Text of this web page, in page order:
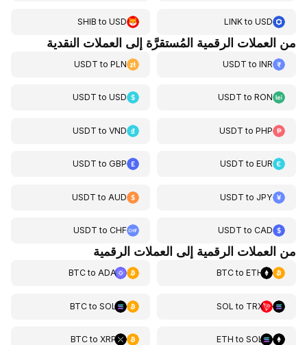
LINKtoUSD
SHIB toUSD
من العملات الرقمية المُستقرَّة إلى العملات النقدية
USDT toINR
USDT toPLN
USDT toRON
USDT toUSD
USDT toPHP
USDT toVND
USDT toEUR
USDT toGBP
USDT toJPY
USDT to AUD
USDT toCAD
USDT toCHF
من العملات الرقمية إلى العملات الرقمية
BTCtoETH
BTCtoADA
SOL to TRX
BTCtoSOL
ETH toSOL
BTCtoXRP